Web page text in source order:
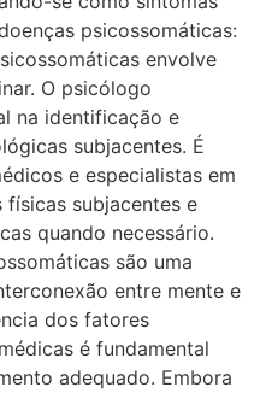
psicossomáticas:
envolve
O psicólogo
na identificação e
subjacentes. É
e especialistas em
físicas subjacentes e
quando necessário.
são uma
entre mente e
dos fatores
é fundamental
adequado. Embora